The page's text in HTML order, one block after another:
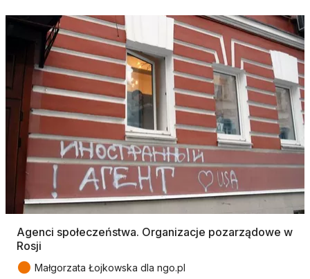
Agenci społeczeństwa. Organizacje pozarządowe w
Rosji
● Małgorzata Łojkowska dla ngo.pl